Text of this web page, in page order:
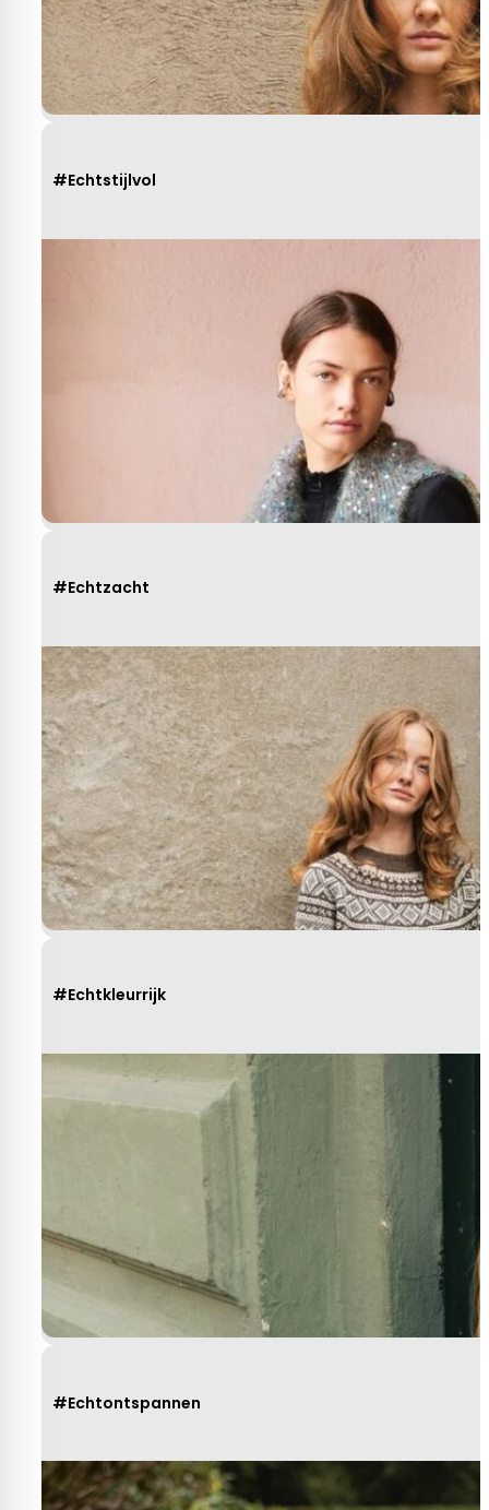
#Echtstijlvol
#Echtzacht
#Echtkleurrijk
#Echtontspannen